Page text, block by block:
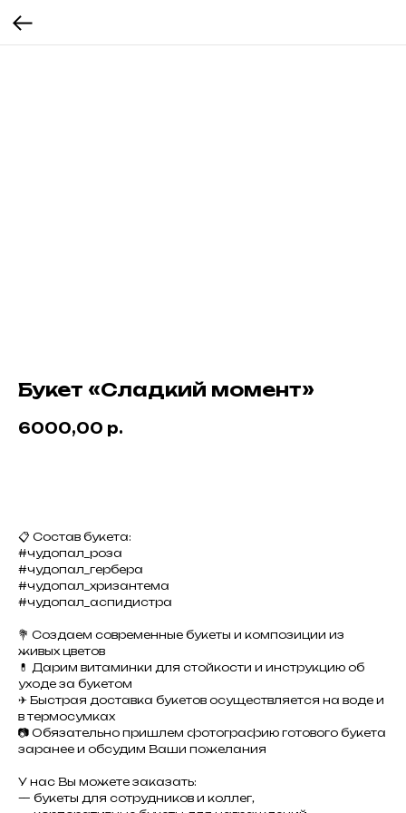
Букет «Сладкий момент»
6000,00 р.
📋 Состав букета:
#чудопал_роза
#чудопал_гербера
#чудопал_хризантема
#чудопал_аспидистра
💐 Создаем современные букеты и композиции из
живых цветов
💊 Дарим витаминки для стойкости и инструкцию об
уходе за букетом
✈ Быстрая доставка букетов осуществляется на воде и
в термосумках
📷 Обязательно пришлем фотографию готового букета
заранее и обсудим Ваши пожелания
У нас Вы можете заказать:
— букеты для сотрудников и коллег,